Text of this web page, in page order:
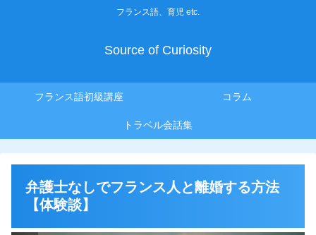
フランス語、育児 etc.
Source of Curiosity
フランス語初級講座 コラム
トラベル会話集
弁護士なしでフランス人と離婚する方法
【体験談】